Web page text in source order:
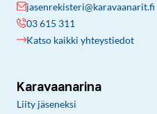
jasenrekisteri@karavaanarit.fi
03 615 311
Katso kaikki yhteystiedot
Karavaanarina
Liity jäseneksi